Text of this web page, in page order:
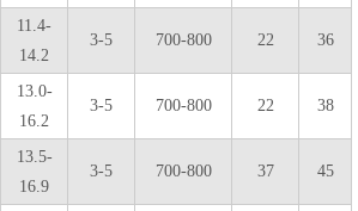
11.4-
14.2
3-5 700-800 22 36
13.0-
16.2
3-5 700-800 22 38
13.5-
16.9
3-5 700-800 37 45